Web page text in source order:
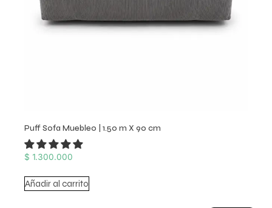
Puff Sofa Muebleo | 1.50 m X 90 cm
$ 1.300.000
Añadir al carrito